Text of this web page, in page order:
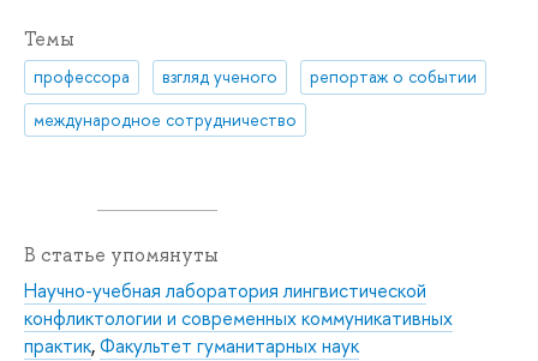
Темы
профессора взгляд ученого
репортаж о событии
международное сотрудничество
В статье упомянуты
Научно-учебная лаборатория лингвистической
конфликтологии и современных коммуникативных
практик,Факультет гуманитарных наук